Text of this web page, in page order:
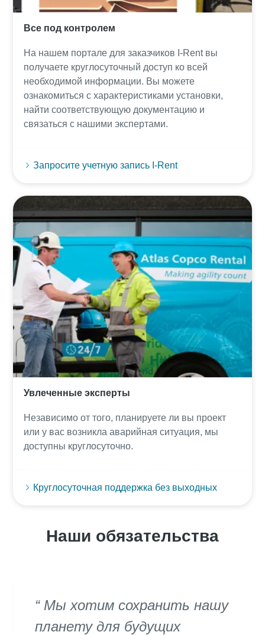
Все под контролем
На нашем портале для заказчиков I-Rent вы
получаете круглосуточный доступ ко всей
необходимой информации. Вы можете
ознакомиться с характеристиками установки,
найти соответствующую документацию и
связаться с нашими экспертами.
Запросите учетную запись I-Rent
Увлеченные эксперты
Независимо от того, планируете ли вы проект
или у вас возникла аварийная ситуация, мы
доступны круглосуточно.
Круглосуточная поддержка без выходных
Наши обязательства
Мы хотим сохранить нашу
планету для будущих